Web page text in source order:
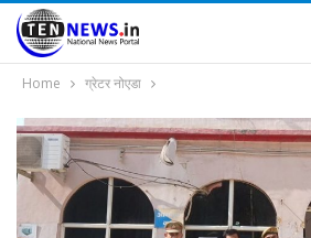
Home ग्रेटर नोएडा